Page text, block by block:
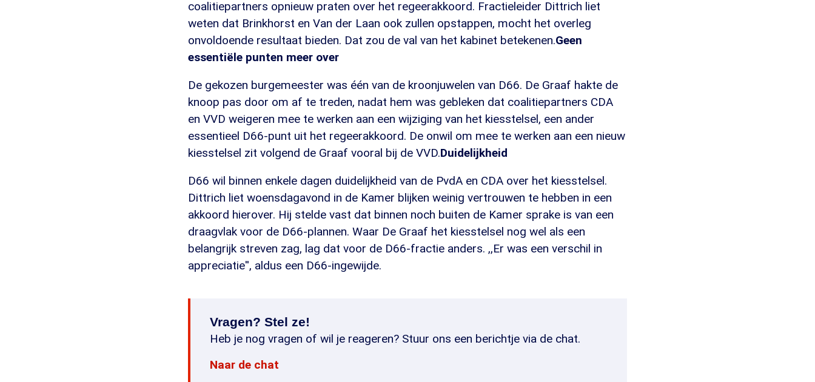
coalitiepartners opnieuw praten over het regeerakkoord. Fractieleider Dittrich liet
weten dat Brinkhorst en Van der Laan ook zullen opstappen, mocht het overleg
onvoldoende resultaat bieden. Dat zou de val van het kabinet betekenen.Geen
essentiële punten meer over
De gekozen burgemeester was één van de kroonjuwelen van D66. De Graaf hakte de
knoop pas door om af te treden, nadat hem was gebleken dat coalitiepartners CDA
en VVD weigeren mee te werken aan een wijziging van het kiesstelsel, een ander
essentieel D66-punt uit het regeerakkoord. De onwil om mee te werken aan een nieuw
kiesstelsel zit volgend de Graaf vooral bij de VVD.Duidelijkheid
D66 wil binnen enkele dagen duidelijkheid van de PvdA en CDA over het kiesstelsel.
Dittrich liet woensdagavond in de Kamer blijken weinig vertrouwen te hebben in een
akkoord hierover. Hij stelde vast dat binnen noch buiten de Kamer sprake is van een
draagvlak voor de D66-plannen. Waar De Graaf het kiesstelsel nog wel als een
belangrijk streven zag, lag dat voor de D66-fractie anders. ,,Er was een verschil in
appreciatie'', aldus een D66-ingewijde.
Vragen? Stel ze!
Heb je nog vragen of wil je reageren? Stuur ons een berichtje via de chat.
Naar de chat